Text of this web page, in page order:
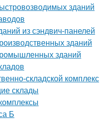
зданий
из сэндвич-панелей
зданий
зданий
складской комплекс
склады
Б